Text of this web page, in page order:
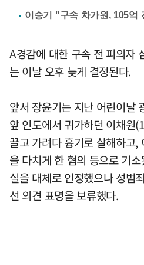
이승기 "구속 차가원, 105억
A경감에 대한 구속 전 피의자
는 이날 오후 늦게 결정된다.
앞서 장윤기는 지난 어린이날
앞 인도에서 귀가하던 이채원
끌고 가려다 흉기로 살해하고,
을 다치게 한 혐의 등으로 기
실을 대체로 인정했으나 성범
선 의견 표명을 보류했다.